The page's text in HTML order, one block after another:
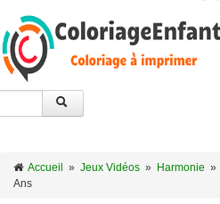
Accueil » Jeux Vidéos » Harmonie »
Ans